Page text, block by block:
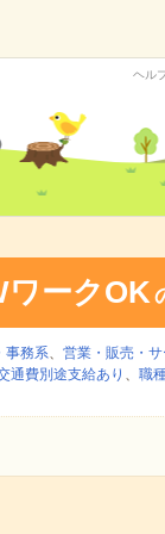
ヘル
ワークOK
事務系、 営業・販売・
通費別途支給あり 、 職